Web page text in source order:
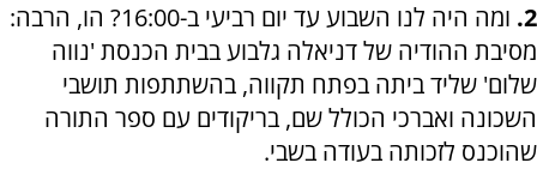
2.
ומה היה לנו השבוע עד יום רביעי ב-16:00? הו, הרבה:
מסיבת ההודיה של דניאלה גלבוע בבית הכנסת 'נווה
שלום' שליד ביתה בפתח תקווה, בהשתתפות תושבי
השכונה ואברכי הכולל שם, בריקודים עם ספר התורה
שהוכנס לזכותה בעודה בשבי.